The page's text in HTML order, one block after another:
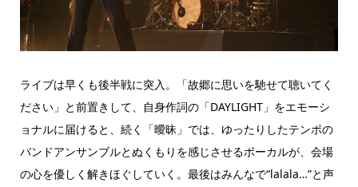
ライブは早くも後半戦に突入。「故郷に思いを馳せて聴いてく
ださい」と前置きして、自身作詞の「DAYLIGHT」をエモーシ
ョナルに届けると、続く「曖昧」では、ゆったりしたテンポの
バンドアンサンブルとぬくもりを感じさせるボーカルが、会場
の心を優しく解きほぐしていく。最後はみんなで“lalala…”と声